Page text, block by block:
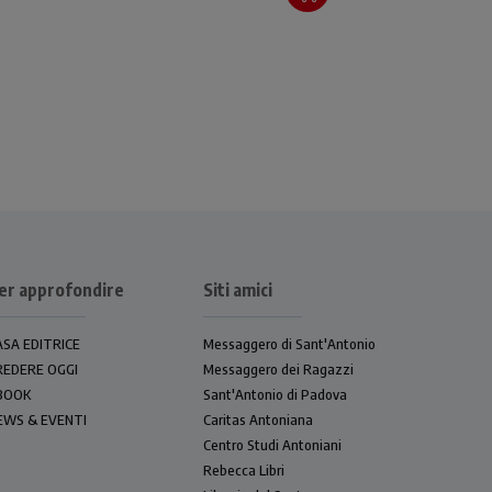
approfondire
EDITRICE
OGGI
& EVENTI
Siti amici
Messaggero di Sant'Antonio
Messaggero dei Ragazzi
Sant'Antonio di Padova
Caritas Antoniana
Centro Studi Antoniani
Rebecca Libri